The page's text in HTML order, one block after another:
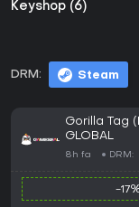
Keyshop (6)
DRM: Steam
Gorilla Tag
GLOBAL
8h fa DRM:
-